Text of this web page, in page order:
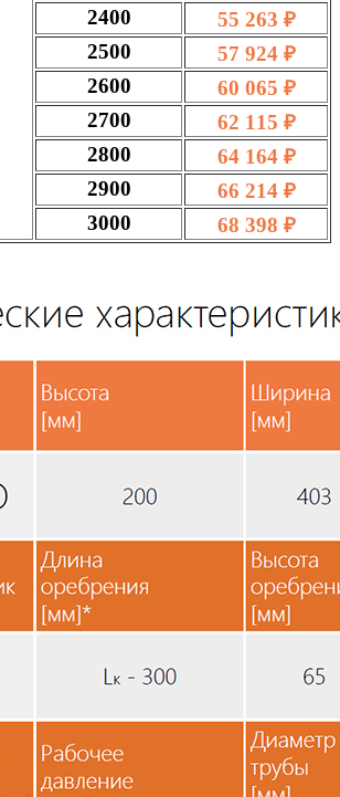
2400
55 263 ₽
2500
57 924 ₽
2600
60 065 ₽
2700
62 115 ₽
2800
64 164 ₽
2900
66 214 ₽
3000
68 398 ₽